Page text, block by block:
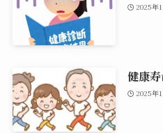
2025年
健康
2025年